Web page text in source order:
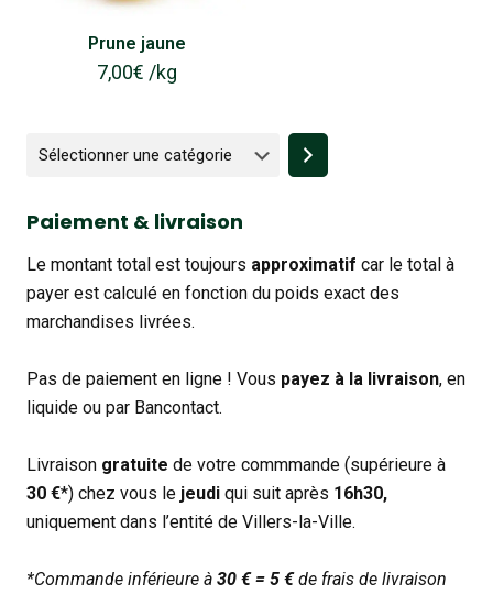
Prune jaune
7,00€ /kg
Sélectionner
une
Paiement & livraison
Le montant total est toujours approximatif car le total à
payer est calculé en fonction du poids exact des
marchandises livrées.
Pas de paiement en ligne ! Vous payez à la livraison, en
liquide ou par Bancontact.
Livraison gratuite de votre commmande (supérieure à
30 €*) chez vous le jeudi qui suit après 16h30,
uniquement dans l’entité de Villers-la-Ville.
*Commande inférieure à 30 € = 5 €de frais de livraison